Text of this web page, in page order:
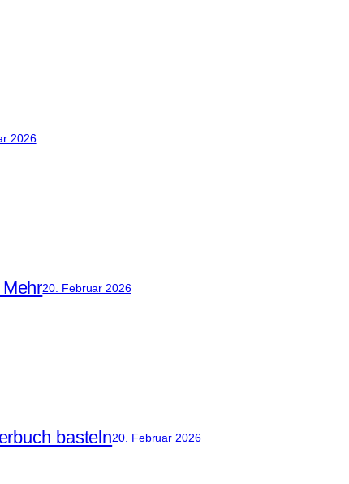
2026
20. Februar 2026
basteln20. Februar 2026